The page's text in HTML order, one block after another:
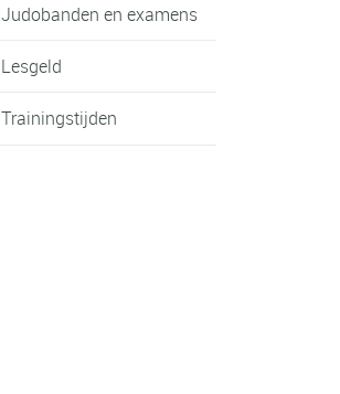
Judobanden en examens
Lesgeld
Trainingstijden